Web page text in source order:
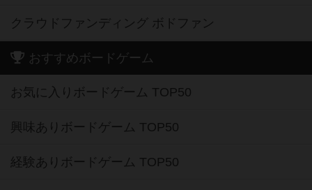
クラウドファンディング ボドファン
おすすめボードゲーム
お気に入りボードゲーム TOP50
興味ありボードゲーム TOP50
経験ありボードゲーム TOP50